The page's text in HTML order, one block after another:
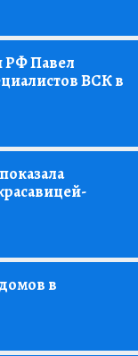
РФ Павел
ВСК в
в